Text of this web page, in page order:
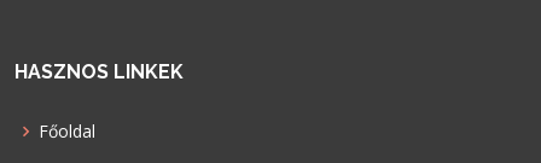
HASZNOS LINKEK
Főoldal